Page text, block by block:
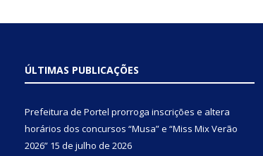
ÚLTIMAS PUBLICAÇÕES
Prefeitura de Portel prorroga inscrições e altera
horários dos concursos “Musa” e “Miss Mix Verão
2026” 15 de julho de 2026